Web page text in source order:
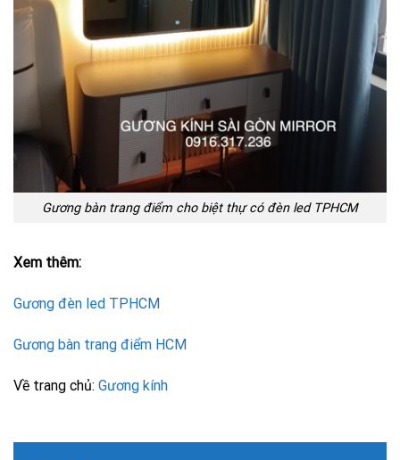
Gương bàn trang điểm cho biệt thự có đèn led TPHCM
Xem thêm:
Gương đèn led TPHCM
Gương bàn trang điểm HCM
Về trang chủ: Gương kính